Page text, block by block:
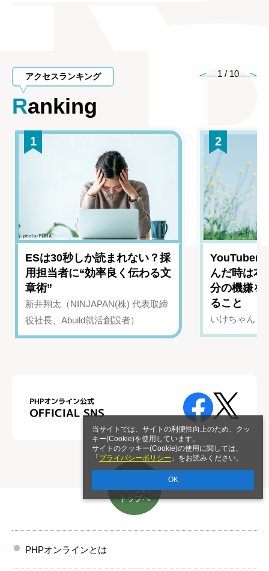
当サイトでは、サイトの利便性向上のため、クッ
キー(Cookie)を使用しています。
サイトのクッキー(Cookie)の使用に関しては、
「 プライバシーポリシー 」をお読みください。
OK
アクセスランキング
Ranking
1 / 10
1
ESは30秒しか読まれない？採
用担当者に“効率良く伝わる文
章術”
新井翔太（NINJAPAN(株) 代表取締
役社長、Abuild就活創設者）
2
YouTuber
んだ時は
分の機嫌を
ること
いけちゃん（
ページの
トップへ
PHPオンラインとは